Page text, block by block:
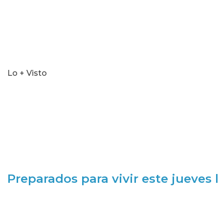
Lo + Visto
Preparados para vivir este jueves